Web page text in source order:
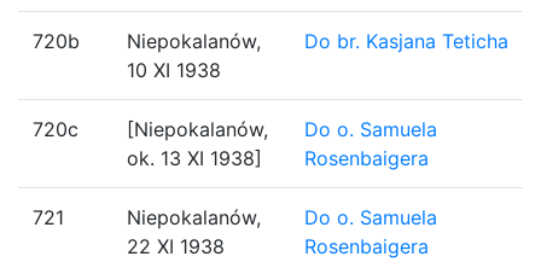
720b
Niepokalanów,
10 XI 1938
Do br. Kasjana Teticha
720c
[Niepokalanów,
ok. 13 XI 1938]
Do o. Samuela
Rosenbaigera
721
Niepokalanów,
22 XI 1938
Do o. Samuela
Rosenbaigera